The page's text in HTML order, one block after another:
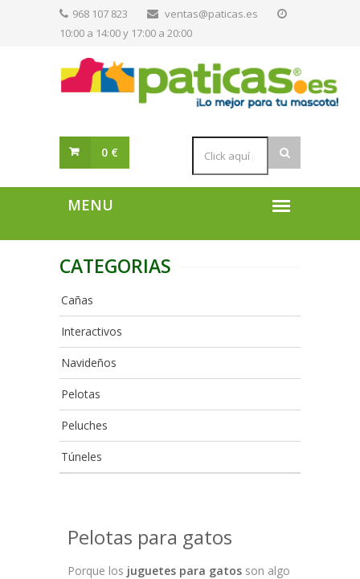
968 107 823
ventas@paticas.es
10:00 a 14:00 y 17:00 a 20:00
0 €
CATEGORIAS
Cañas
Interactivos
Navideños
Pelotas
Peluches
Túneles
Pelotas para gatos
Porque los juguetes para gatos son algo